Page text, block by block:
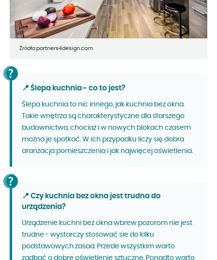
Źródło:partners4design.com
📍 Ślepa kuchnia - co to jest?
Ślepa kuchnia to nic innego, jak kuchnia bez okna.
Takie wnętrza są charakterystyczne dla starszego
budownictwa, chociaż i w nowych blokach czasem
można je spotkać. W ich przypadku liczy się dobra
aranżacja pomieszczenia i jak najwięcej oświetlenia.
📍 Czy kuchnia bez okna jest trudna do
urządzenia?
Urządzenie kuchni bez okna wbrew pozorom nie jest
trudne - wystarczy stosować sie do kilku
podstawowych zasad. Przede wszystkim warto
zadbać o dobre oświetlenie sztuczne. Ponadto warto